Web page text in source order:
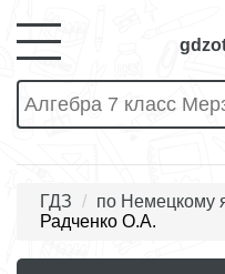
ГДЗ по Немецкому
Радченко О.А.